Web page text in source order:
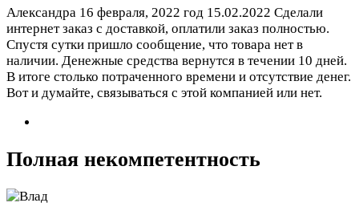
Александра 16 февраля, 2022 год 15.02.2022 Сделали
интернет заказ с доставкой, оплатили заказ полностью.
Спустя сутки пришло сообщение, что товара нет в
наличии. Денежные средства вернутся в течении 10 дней.
В итоге столько потраченного времени и отсутствие денег.
Вот и думайте, связываться с этой компанией или нет.
Полная некомпетентность